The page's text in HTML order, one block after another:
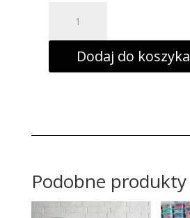
foliowy
74x51cm
wrotki,Dodaj do koszyka
Podobne produkty